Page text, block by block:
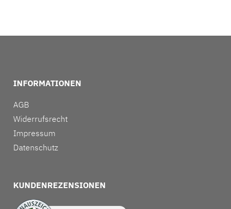
INFORMATIONEN
AGB
Widerrufsrecht
Impressum
Datenschutz
KUNDENREZENSIONEN